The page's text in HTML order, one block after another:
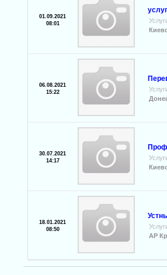
01.09.2021
08:01
06.08.2021
15:22
30.07.2021
14:17
18.01.2021
08:50
АР